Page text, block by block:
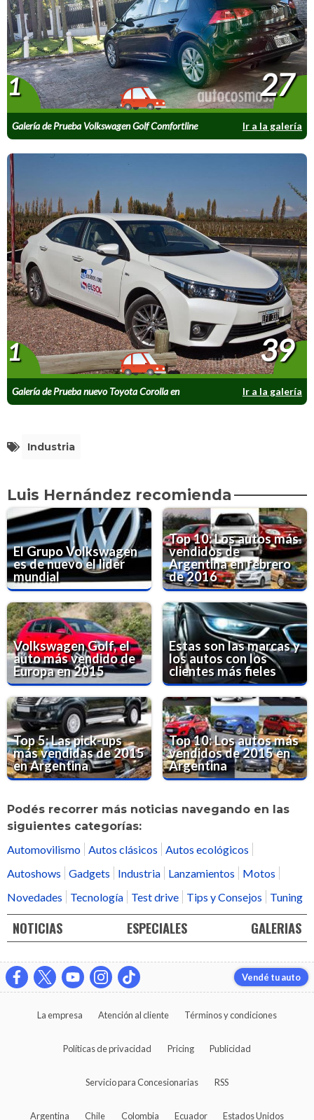
Galería de Prueba Volkswagen Golf Comfortline
1.4 TSI DSG
Ir a la galería
1 27
Galería de Prueba nuevo Toyota Corolla en
Mendoza
Ir a la galería
1 39
Industria
Luis Hernández recomienda
El Grupo Volkswagen
es de nuevo el lider
mundial
Top 10: Los autos más
vendidos de
Argentina en febrero
de 2016
Volkswagen Golf, el
auto más vendido de
Europa en 2015
Estas son las marcas y
los autos con los
clientes más fieles
Top 5: Las pick-ups
más vendidas de 2015
en Argentina
Top 10: Los autos más
vendidos de 2015 en
Argentina
Podés recorrer más noticias navegando en las
siguientes categorías:
Automovilismo Autos clásicos
Autos ecológicos
Autoshows
Gadgets Industria Lanzamientos
Motos
Novedades
Tecnología Test drive Tips y Consejos Tuning
NOTICIAS ESPECIALES GALERIAS
Vendé tu auto
La empresa Atención al cliente Términos y condiciones
Políticas de privacidad Pricing Publicidad
Servicio para Concesionarias RSS
Argentina Chile Colombia Ecuador Estados Unidos